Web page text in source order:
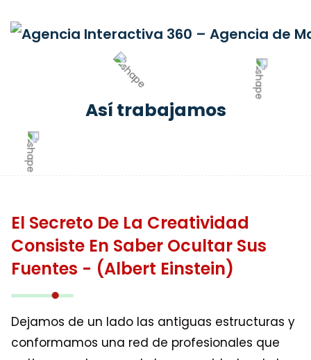
Así trabajamos
El Secreto De La Creatividad
Consiste En Saber Ocultar Sus
Fuentes - (Albert Einstein)
Dejamos de un lado las antiguas estructuras y
conformamos una red de profesionales que